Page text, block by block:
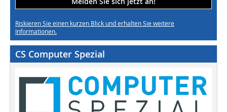
Riskieren Sie einen kurzen Blick und erhalten Sie weitere
Informationen.
CS Computer Spezial